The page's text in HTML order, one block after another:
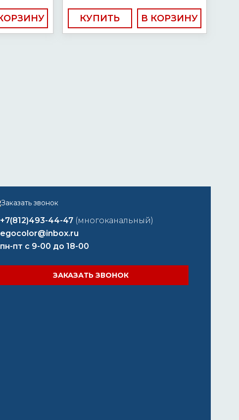
КУПИТЬ
+7(812)493-44-47 (многоканальный)
egocolor@inbox.ru
пн-пт с 9-00 до 18-00
ЗАКАЗАТЬ ЗВОНОК